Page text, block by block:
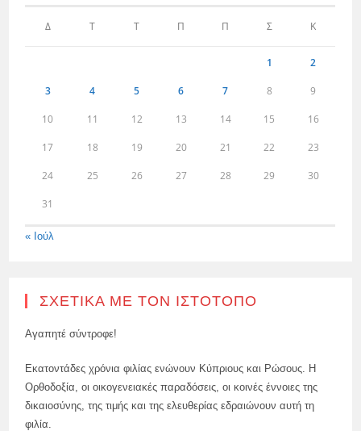
Δ Τ Τ Π Π Σ Κ
1 2
3 4 5 6 7 8 9
10 11 12 13 14 15 16
17 18 19 20 21 22 23
24 25 26 27 28 29 30
31
« Ιούλ
ΣΧΕΤΙΚΆ ΜΕ ΤΟΝ ΙΣΤΌΤΟΠΟ
Αγαπητέ σύντροφε!
Εκατοντάδες χρόνια φιλίας ενώνουν Κύπριους και Ρώσους. Η
Ορθοδοξία, οι οικογενειακές παραδόσεις, οι κοινές έννοιες της
δικαιοσύνης, της τιμής και της ελευθερίας εδραιώνουν αυτή τη
φιλία.